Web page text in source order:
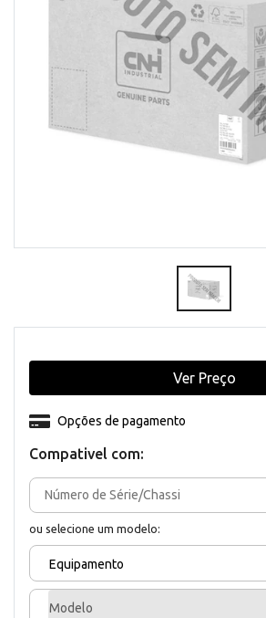
Compativel com:
ou selecione um modelo:
Equipamento
Modelo
Opções de pagamento
Ver Preço